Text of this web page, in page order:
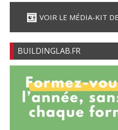
VOIR LE MÉDIA-KIT
BUILDINGLAB.FR